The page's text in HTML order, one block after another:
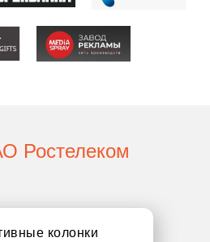
Ростелеком
колонки